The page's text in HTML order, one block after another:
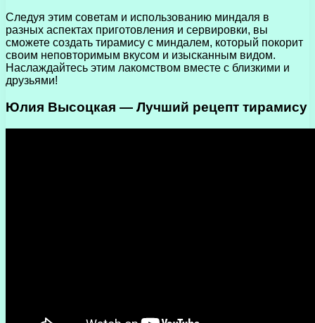
Следуя этим советам и использованию миндаля в
разных аспектах приготовления и сервировки, вы
сможете создать тирамису с миндалем, который покорит
своим неповторимым вкусом и изысканным видом.
Наслаждайтесь этим лакомством вместе с близкими и
друзьями!
Юлия Высоцкая — Лучший рецепт тирамису